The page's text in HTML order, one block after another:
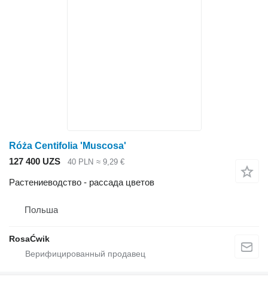
Róża Centifolia 'Muscosa'
127 400 UZS
40 PLN ≈ 9,29 €
Растениеводство - рассада цветов
Польша
RosaĆwik